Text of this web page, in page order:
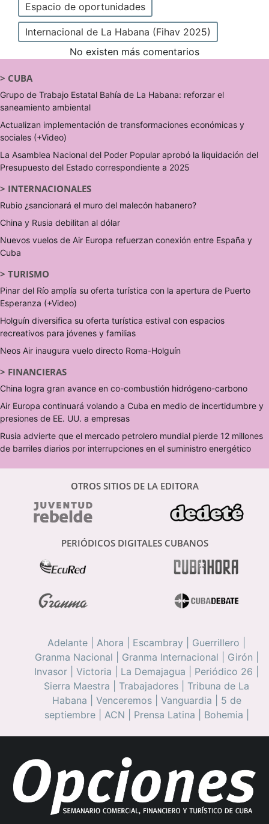
Espacio de oportunidades
Internacional de La Habana (Fihav 2025)
No existen más comentarios
> CUBA
Grupo de Trabajo Estatal Bahía de La Habana: reforzar el
saneamiento ambiental
Actualizan implementación de transformaciones económicas y
sociales (+Video)
La Asamblea Nacional del Poder Popular aprobó la liquidación del
Presupuesto del Estado correspondiente a 2025
> INTERNACIONALES
Rubio ¿sancionará el muro del malecón habanero?
China y Rusia debilitan al dólar
Nuevos vuelos de Air Europa refuerzan conexión entre España y
Cuba
> TURISMO
Pinar del Río amplía su oferta turística con la apertura de Puerto
Esperanza (+Video)
Holguín diversifica su oferta turística estival con espacios
recreativos para jóvenes y familias
Neos Air inaugura vuelo directo Roma-Holguín
> FINANCIERAS
China logra gran avance en co-combustión hidrógeno-carbono
Air Europa continuará volando a Cuba en medio de incertidumbre y
presiones de EE. UU. a empresas
Rusia advierte que el mercado petrolero mundial pierde 12 millones
de barriles diarios por interrupciones en el suministro energético
OTROS SITIOS DE LA EDITORA
PERIÓDICOS DIGITALES CUBANOS
Adelante Ahora Escambray Guerrillero
Granma Nacional
Granma Internacional Girón
Invasor
Victoria La Demajagua Periódico 26
Sierra Maestra
Trabajadores
Tribuna de La
Habana
Venceremos| Vanguardia
5 de
septiembre| ACN Prensa Latina Bohemia